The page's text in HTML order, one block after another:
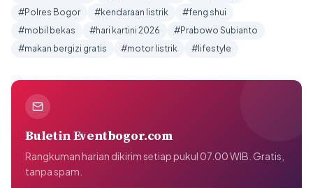
#Polres Bogor
#kendaraan listrik
#feng shui
#mobil bekas
#hari kartini 2026
#Prabowo Subianto
#makan bergizi gratis
#motor listrik #lifestyle
Buletin Eventbogor.com
Rangkuman harian dikirim setiap pukul 07.00 WIB. Gratis,
tanpa spam.